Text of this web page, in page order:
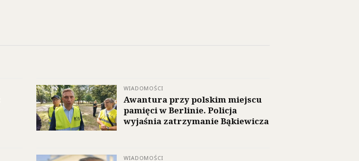
WIADOMOŚCI
Awantura przy polskim miejscu
pamięci w Berlinie. Policja
wyjaśnia zatrzymanie Bąkiewicza
WIADOMOŚCI